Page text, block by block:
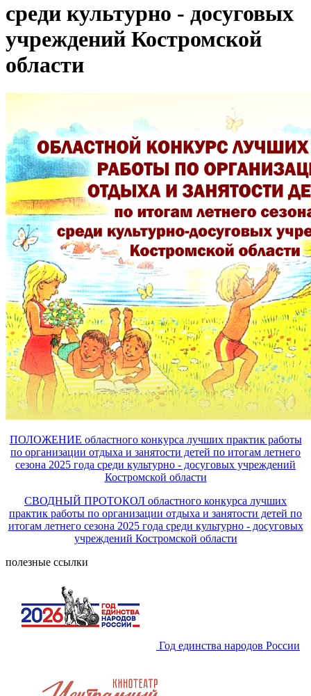
среди культурно - досуговых
учреждений Костромской
области
ПОЛОЖЕНИЕ областного конкурса лучших практик работы
по организации отдыха и занятости детей по итогам летнего
сезона 2025 года среди культурно - досуговых учреждений
Костромской области
СВОДНЫЙ ПРОТОКОЛ областного конкурса лучших
практик работы по организации отдыха и занятости детей по
итогам летнего сезона 2025 года среди культурно - досуговых
учреждений Костромской области
полезные ссылки
Год единства народов России